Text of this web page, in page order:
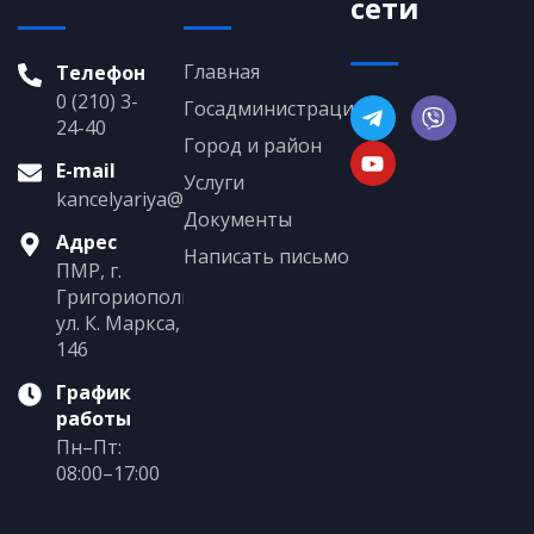
Телефон
0 (210) 3-
24-40
E-mail
kancelyariya@grigoriopol.gospmr.org
Адрес
ПМР, г.
Григориополь,
ул. К. Маркса,
146
График
работы
Пн–Пт:
08:00–17:00
Главная
Госадминистрация
Город и район
Услуги
Документы
Написать письмо
сети